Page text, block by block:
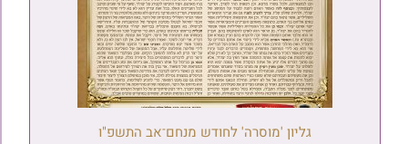
גליון 'מוסרה' לחודש מנחם־אב התשפ"ו